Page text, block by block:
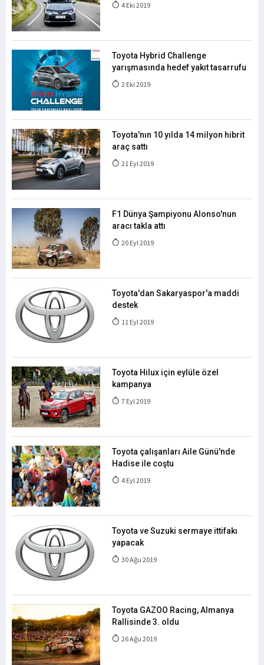
4 Eki 2019
Toyota Hybrid Challenge
yarışmasında hedef yakıt tasarrufu
2 Eki 2019
Toyota'nın 10 yılda 14 milyon hibrit
araç sattı
21 Eyl 2019
F1 Dünya Şampiyonu Alonso'nun
aracı takla attı
20 Eyl 2019
Toyota'dan Sakaryaspor'a maddi
destek
11 Eyl 2019
Toyota Hilux için eylüle özel
kampanya
7 Eyl 2019
Toyota çalışanları Aile Günü'nde
Hadise ile coştu
4 Eyl 2019
Toyota ve Suzuki sermaye ittifakı
yapacak
30 Ağu 2019
Toyota GAZOO Racing, Almanya
Rallisinde 3. oldu
26 Ağu 2019